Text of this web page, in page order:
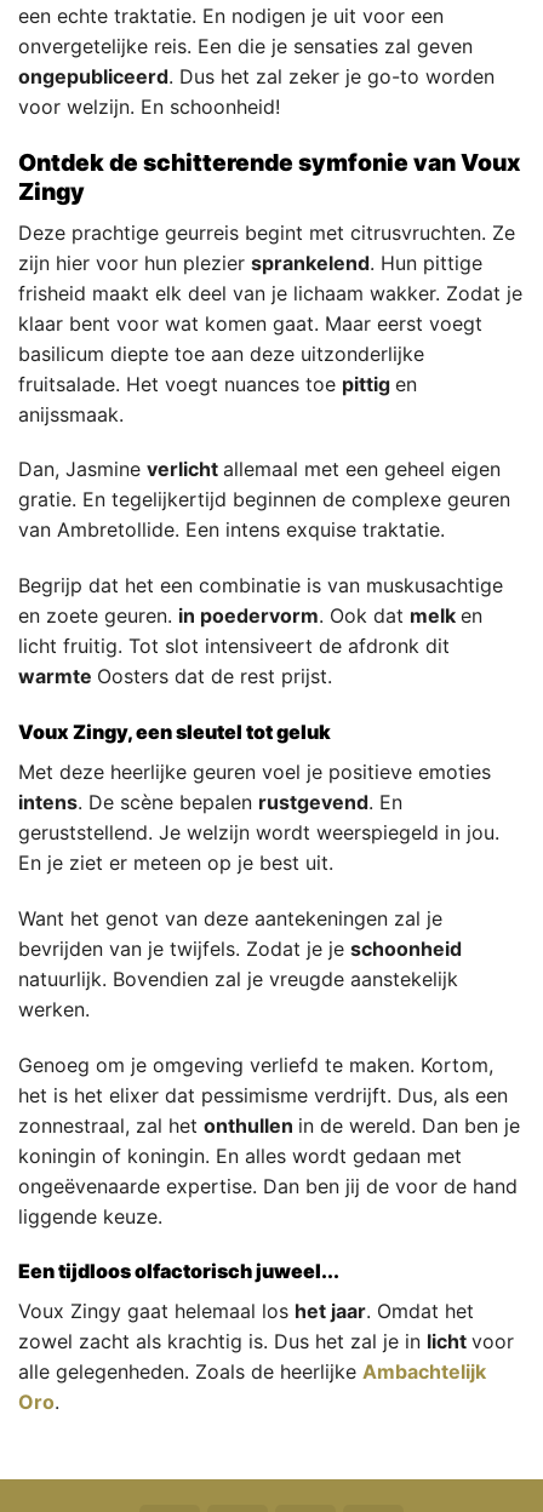
een echte traktatie. En nodigen je uit voor een
onvergetelijke reis. Een die je sensaties zal geven
ongepubliceerd. Dus het zal zeker je go-to worden
voor welzijn. En schoonheid!
Ontdek de schitterende symfonie van Voux
Zingy
Deze prachtige geurreis begint met citrusvruchten. Ze
zijn hier voor hun plezier sprankelend. Hun pittige
frisheid maakt elk deel van je lichaam wakker. Zodat je
klaar bent voor wat komen gaat. Maar eerst voegt
basilicum diepte toe aan deze uitzonderlijke
fruitsalade. Het voegt nuances toe pittig en
anijssmaak.
Dan, Jasmine verlicht allemaal met een geheel eigen
gratie. En tegelijkertijd beginnen de complexe geuren
van Ambretollide. Een intens exquise traktatie.
Begrijp dat het een combinatie is van muskusachtige
en zoete geuren. in poedervorm. Ook dat melk en
licht fruitig. Tot slot intensiveert de afdronk dit
warmte Oosters dat de rest prijst.
Voux Zingy, een sleutel tot geluk
Met deze heerlijke geuren voel je positieve emoties
intens. De scène bepalen rustgevend. En
geruststellend. Je welzijn wordt weerspiegeld in jou.
En je ziet er meteen op je best uit.
Want het genot van deze aantekeningen zal je
bevrijden van je twijfels. Zodat je je schoonheid
natuurlijk. Bovendien zal je vreugde aanstekelijk
werken.
Genoeg om je omgeving verliefd te maken. Kortom,
het is het elixer dat pessimisme verdrijft. Dus, als een
zonnestraal, zal het onthullen in de wereld. Dan ben je
koningin of koningin. En alles wordt gedaan met
ongeëvenaarde expertise. Dan ben jij de voor de hand
liggende keuze.
Een tijdloos olfactorisch juweel...
Voux Zingy gaat helemaal los het jaar. Omdat het
zowel zacht als krachtig is. Dus het zal je in licht voor
alle gelegenheden. Zoals de heerlijke Ambachtelijk
Oro.